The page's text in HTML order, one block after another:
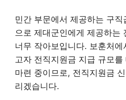
민간 부문에서 제공하는 구
으로 제대군인에게 제공하는
너무 작아보입니다. 보훈처
고자 전직지원금 지급 규모
마련 중이므로, 전직지원금
리겠습니다.